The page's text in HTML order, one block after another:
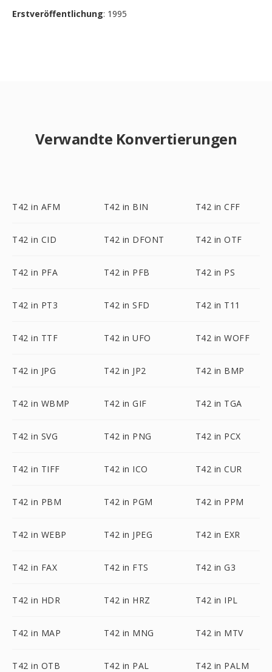
Erstveröffentlichung: 1995
Verwandte Konvertierungen
T42 in AFM T42 in BIN T42 in CFF
T42 in CID T42 in DFONT T42 in OTF
T42 in PFA T42 in PFB T42 in PS
T42 in PT3 T42 in SFD T42 in T11
T42 in TTF T42 in UFO T42 in WOFF
T42 in JPG T42 in JP2 T42 in BMP
T42 in WBMP T42 in GIF T42 in TGA
T42 in SVG T42 in PNG T42 in PCX
T42 in TIFF T42 in ICO T42 in CUR
T42 in PBM T42 in PGM T42 in PPM
T42 in WEBP T42 in JPEG T42 in EXR
T42 in FAX T42 in FTS T42 in G3
T42 in HDR T42 in HRZ T42 in IPL
T42 in MAP T42 in MNG T42 in MTV
T42 in OTB T42 in PAL T42 in PALM